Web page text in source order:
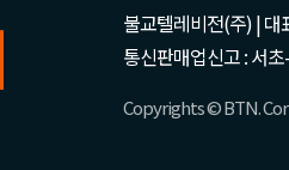
불교텔레비전(주) | 대
통신판매업신고 : 서
Copyrights © BTN.